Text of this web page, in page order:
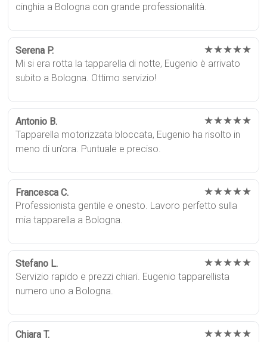
cinghia a Bologna con grande professionalità.
Serena P. ★★★★★
Mi si era rotta la tapparella di notte, Eugenio è arrivato
subito a Bologna. Ottimo servizio!
Antonio B. ★★★★★
Tapparella motorizzata bloccata, Eugenio ha risolto in
meno di un’ora. Puntuale e preciso.
Francesca C. ★★★★★
Professionista gentile e onesto. Lavoro perfetto sulla
mia tapparella a Bologna.
Stefano L. ★★★★★
Servizio rapido e prezzi chiari. Eugenio tapparellista
numero uno a Bologna.
Chiara T. ★★★★★